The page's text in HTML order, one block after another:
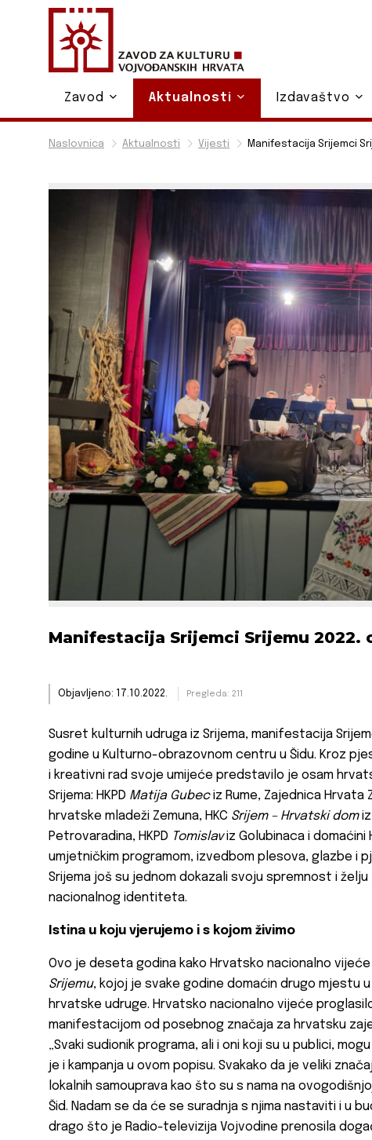
Naslovnica Aktualnosti Vijesti Manifestacija Srijemci
Manifestacija Srijemci Srijemu 2022.
Objavljeno: 17.10.2022. Pregleda: 211
Susret kulturnih udruga iz Srijema, manifestacija
godine u Kulturno-obrazovnom centru u Šidu. Kroz
i kreativni rad svoje umijeće predstavilo je osam
Srijema: HKPD Matija Gubeciz Rume, Zajednica Hrvata
hrvatske mladeži Zemuna, HKC Srijem – Hrvatski domiz
Petrovaradina, HKPD Tomislaviz Golubinaca i domaćini
umjetničkim programom, izvedbom plesova, glazbe i
Srijema još su jednom dokazali svoju spremnost i
nacionalnog identiteta.
Istina u koju vjerujemo i s kojom živimo
Ovo je deseta godina kako Hrvatsko nacionalno
Srijemu, kojoj je svake godine domaćin drugo mjestu
hrvatske udruge. Hrvatsko nacionalno vijeće
manifestacijom od posebnog značaja za hrvatsku
„Svaki sudionik programa, ali i oni koji su u publici,
je i kampanja u ovom popisu. Svakako da je veliki
lokalnih samouprava kao što su s nama na
Šid. Nadam se da će se suradnja s njima nastaviti i u
drago što je Radio-televizija Vojvodine prenosila
Zavod Aktualnosti Izdavaštvo